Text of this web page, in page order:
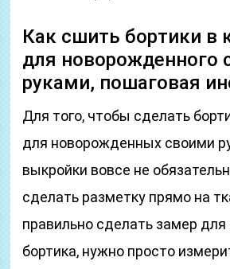
Как сшить бортики в
для новорожденного
руками, пошаговая
Для того, чтобы сделать
для новорожденных своими
выкройки вовсе не
сделать разметку прямо на
правильно сделать замер
бортика, нужно просто